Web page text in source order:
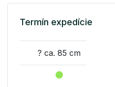
Termín expedície
? ca. 85 cm